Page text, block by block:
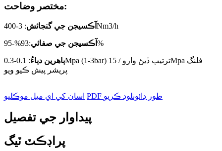
مختصر وضاحت:
آڪسيجن جي گنجائش : 3-400Nm3/h
آڪسيجن جي صفائي :93%-95%
ٻاھرين دٻاءُ
: 0.1-0.3Mpa (1-3bar) ترتيب ڏيڻ وارو / 15Mpa فلنگ
پريشر پيش ڪيو ويو
اسان کي اي ميل موڪليو PDF طور ڊائونلوڊ ڪريو
پيداوار جي تفصيل
پراڊڪٽ ٽيگ